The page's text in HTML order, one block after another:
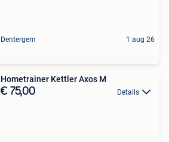
Dentergem 1 aug 26
Hometrainer Kettler Axos M
€ 75,00 Details